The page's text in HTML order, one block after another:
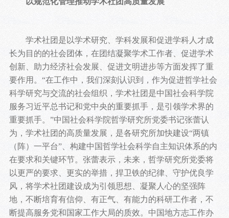
学术社团是以学术研究、学科发展和促进学科人才成
长为目的的社会团体，在团结凝聚学术工作者、促进学术
创新、助力经济社会发展、促进文明进步等方面发挥了重
要作用。“在工作中，我们深刻认识到，作为促进哲学社会
科学研究与交流的社会组织，学术社团是中国社会科学院
服务习近平总书记和党中央的重要抓手，是引领学术界的
重要抓手。”中国社会科学院哲学研究所党委书记张蕾认
为，学术社团的高质量发展，是各研究所加快建设“两镇
（阵）一平台”、构建中国哲学社会科学自主知识体系的内
在要求和关键环节。张蕾表示，未来，哲学研究所党委将
以更严的要求、更实的举措，捍卫铁的纪律、守护优良学
风，将学术社团建设成为引领思想、凝聚人心的坚强阵
地，不断培育有信仰、有正气、有能力的科研工作者，不
断提高服务党和国家工作大局的质效。中国地方志工作办